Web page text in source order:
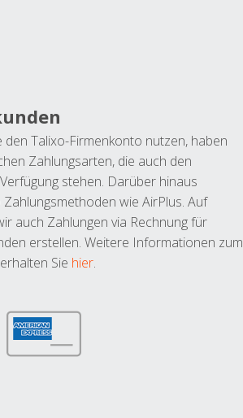
den Talixo-Firmenkonto nutzen, haben
Zahlungsarten, die auch den
stehen. Darüber hinaus
wie AirPlus. Auf
auch Zahlungen via Rechnung für
erstellen. Weitere Informationen zum
Sie hier.